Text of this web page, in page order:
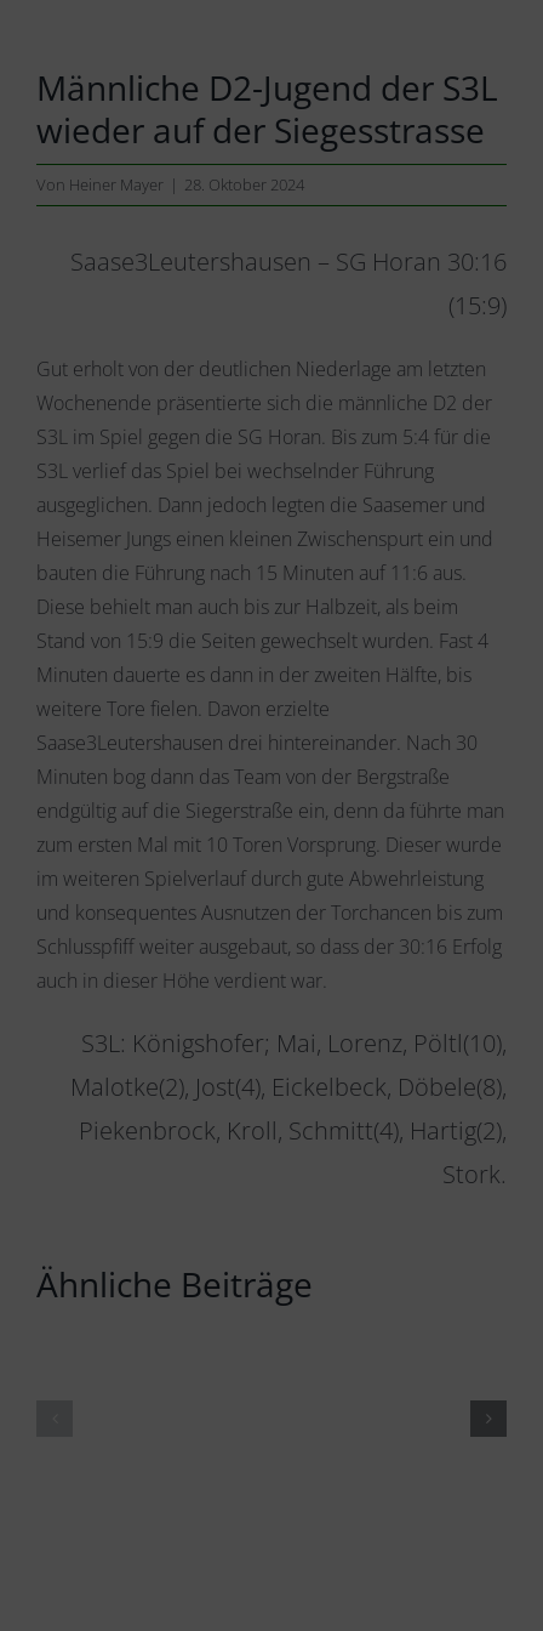
Männliche D2-Jugend der S3L
wieder auf der Siegesstrasse
Von Heiner Mayer | 28. Oktober 2024
Saase3Leutershausen – SG Horan 30:16
(15:9)
Gut erholt von der deutlichen Niederlage am letzten
Wochenende präsentierte sich die männliche D2 der
S3L im Spiel gegen die SG Horan. Bis zum 5:4 für die
S3L verlief das Spiel bei wechselnder Führung
ausgeglichen. Dann jedoch legten die Saasemer und
Heisemer Jungs einen kleinen Zwischenspurt ein und
bauten die Führung nach 15 Minuten auf 11:6 aus.
Diese behielt man auch bis zur Halbzeit, als beim
Stand von 15:9 die Seiten gewechselt wurden. Fast 4
Minuten dauerte es dann in der zweiten Hälfte, bis
weitere Tore fielen. Davon erzielte
Saase3Leutershausen drei hintereinander. Nach 30
Minuten bog dann das Team von der Bergstraße
endgültig auf die Siegerstraße ein, denn da führte man
zum ersten Mal mit 10 Toren Vorsprung. Dieser wurde
im weiteren Spielverlauf durch gute Abwehrleistung
und konsequentes Ausnutzen der Torchancen bis zum
Schlusspfiff weiter ausgebaut, so dass der 30:16 Erfolg
auch in dieser Höhe verdient war.
S3L: Königshofer; Mai, Lorenz, Pöltl(10),
Malotke(2), Jost(4), Eickelbeck, Döbele(8),
Piekenbrock, Kroll, Schmitt(4), Hartig(2),
Stork.
Ähnliche Beiträge